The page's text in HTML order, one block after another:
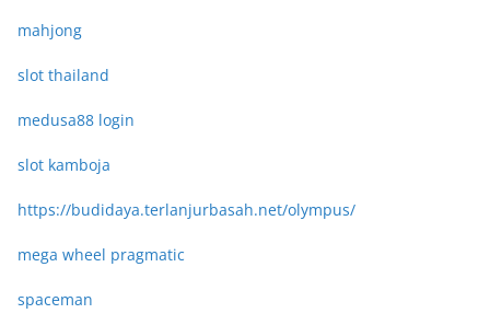
mahjong
slot thailand
medusa88 login
slot kamboja
https://budidaya.terlanjurbasah.net/olympus/
mega wheel pragmatic
spaceman